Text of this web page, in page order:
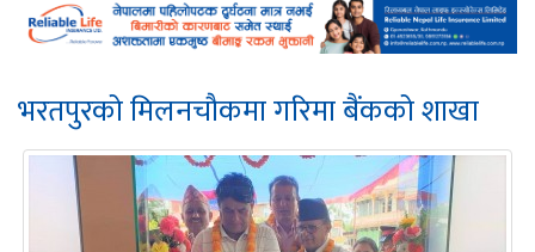
भरतपुरको मिलनचौकमा गरिमा बैंकको शाखा